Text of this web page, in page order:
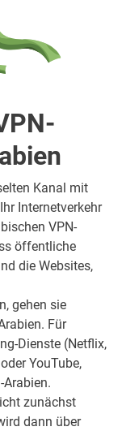
Kanal mit
Internetverkehr
VPN-
öffentliche
die Websites,
gehen sie
Für
Dienste (Netflix,
YouTube,
Arabien.
zunächst
dann über